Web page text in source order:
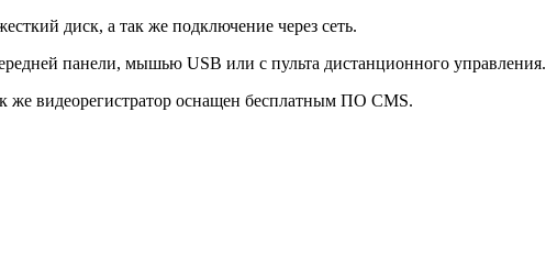
диск, а так же подключение через сеть.
панели, мышью USB или с пульта дистанционного управления.
же видеорегистратор оснащен бесплатным ПО CMS.